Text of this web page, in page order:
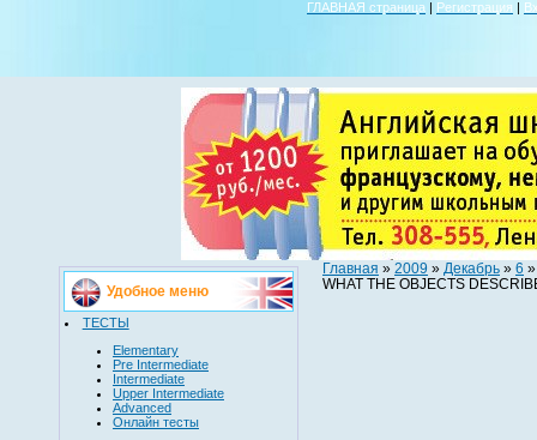
ГЛАВНАЯ страница | Регистрация |
Удобное меню
ТЕСТЫ
Elementary
Pre Intermediate
Intermediate
Upper Intermediate
Advanced
Онлайн тесты
Главная » 2009 » Декабрь » 6
WHAT THE OBJECTS